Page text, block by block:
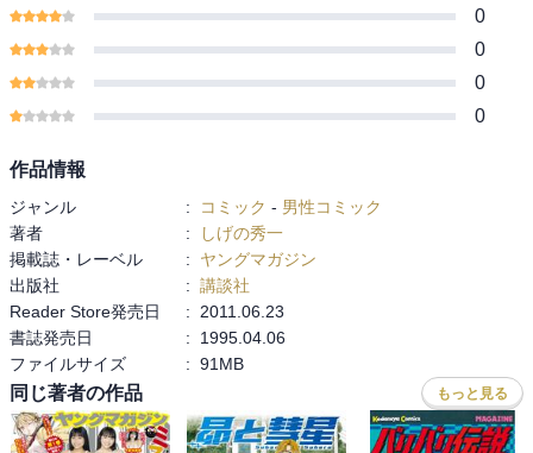
0
0
0
0
作品情報
ジャンル : コミック - 男性コミック
著者
:
しげの秀一
掲載誌・レーベル
:
ヤングマガジン
出版社
: 講談社
Reader Store発売日
:
2011.06.23
書誌発売日
:
1995.04.06
ファイルサイズ
: 91MB
同じ著者の作品 もっと見る